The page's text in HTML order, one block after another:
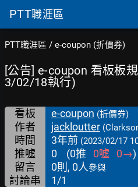
PTT職涯區
PTT職涯區 / e-coupon (折價券)
[公告] e-coupon 看板板
3/02/18執行)
看板 e-coupon (折價券)
作者 jackloutter
時間 3年前 (2023/02/17
推噓 0 (0推 0噓 0→)
留言
0則, 0人參與
討論串 1/1